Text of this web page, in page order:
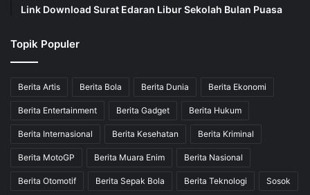
Link Download Surat Edaran Libur Sekolah Bulan Puasa
Topik Populer
Berita Artis Berita Bola Berita Dunia Berita Ekonomi
Berita Entertainment Berita Gadget Berita Hukum
Berita Internasional Berita Kesehatan Berita Kriminal
Berita MotoGP Berita Muara Enim Berita Nasional
Berita Otomotif Berita Sepak Bola Berita Teknologi Sosok